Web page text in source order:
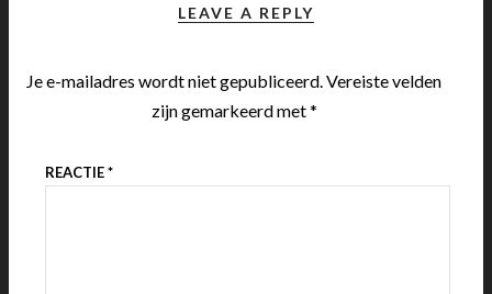
LEAVE A REPLY
Je e-mailadres wordt niet gepubliceerd.Vereiste velden
zijn gemarkeerd met*
REACTIE*